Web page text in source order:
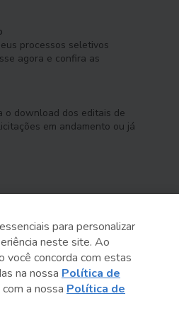
processos seletivos
agora e confira as
o download dos editais de
em andamento ou já
de São Paulo
para personalizar
neste site. Ao
você concorda com estas
na nossa Política de
a nossa Política de